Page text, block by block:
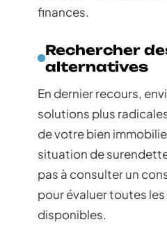
finances.
Rechercher
alternatives
En dernier recours,
solutions plus
de votre bien
situation de
pas à consulter un
pour évaluer toutes
disponibles.